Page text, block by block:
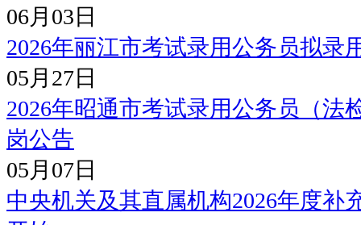
06月03日
2026年丽江市考试录用公务员拟录
05月27日
2026年昭通市考试录用公务员（法
岗公告
05月07日
中央机关及其直属机构2026年度补